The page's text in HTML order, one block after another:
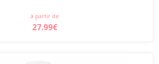
à partir de
27.99€